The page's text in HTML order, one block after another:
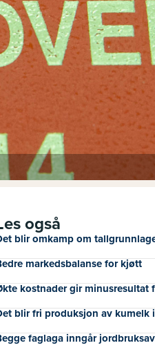
også
blir omkamp om
markedsbalanse for kjøtt
kostnader gir minusresultat
blir fri produksjon av kumelk
faglaga inngår